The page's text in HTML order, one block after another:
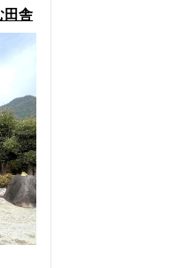
田舎
物